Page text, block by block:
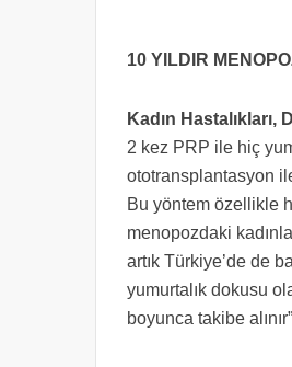
10 YILDIR
Kadın
2 kez PRP ile hiç
ototransplantasyon
Bu yöntem özellikle
menopozdaki
artık Türkiye’de de
yumurtalık dokusu
boyunca takibe